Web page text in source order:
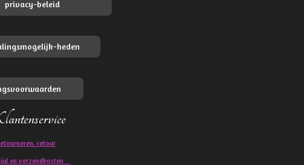
privacy-beleid
heden
retour
en verzendkosten